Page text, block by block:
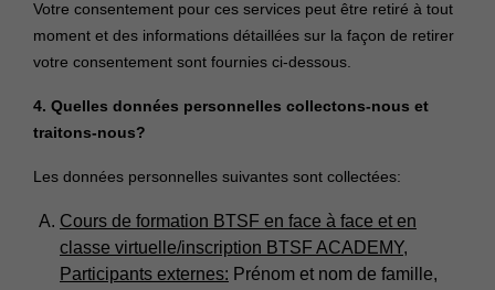
Votre consentement pour ces services peut être retiré à tout
moment et des informations détaillées sur la façon de retirer
votre consentement sont fournies ci-dessous.
4. Quelles données personnelles collectons-nous et
traitons-nous?
Les données personnelles suivantes sont collectées:
Cours de formation BTSF en face à face et en
classe virtuelle/inscription BTSF ACADEMY,
Participants externes: Prénom et nom de famille,